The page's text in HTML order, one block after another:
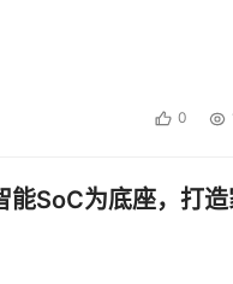
0
能SoC为底座，打